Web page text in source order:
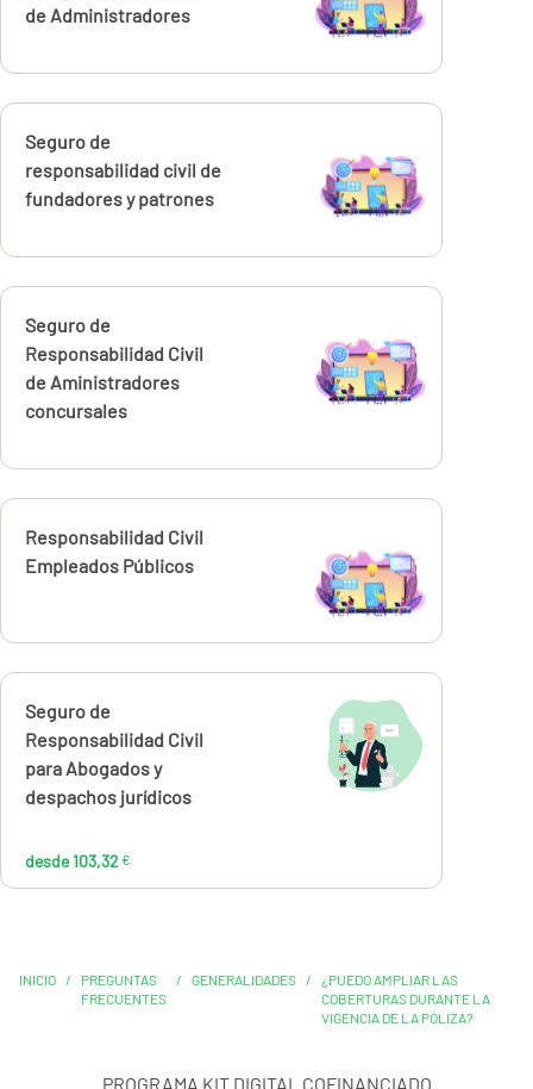
de Administradores
Calcúlalo ahora
Seguro de
responsabilidad civil de
fundadores y patrones
Calcúlalo ahora
Seguro de
Responsabilidad Civil
de Aministradores
concursales
Calcúlalo ahora
Responsabilidad Civil
Empleados Públicos
Calcúlalo ahora
Seguro de
Responsabilidad Civil
para Abogados y
despachos jurídicos
desde 103,32 €
103,32€
INICIO /
PREGUNTAS
FRECUENTES
/ GENERALIDADES /
¿PUEDO AMPLIAR LAS
COBERTURAS DURANTE LA
VIGENCIA DE LA PÓLIZA?
PROGRAMA KIT DIGITAL COFINANCIADO